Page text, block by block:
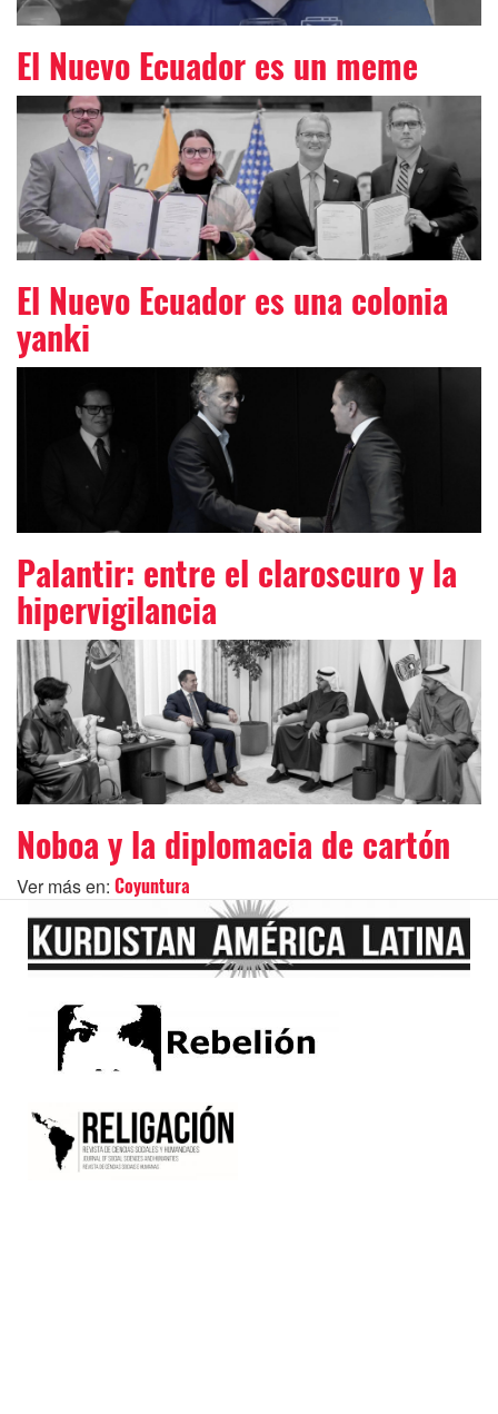
El Nuevo Ecuador es un meme
El Nuevo Ecuador es una colonia
yanki
Palantir: entre el claroscuro y la
hipervigilancia
Noboa y la diplomacia de cartón
Ver más en: Coyuntura